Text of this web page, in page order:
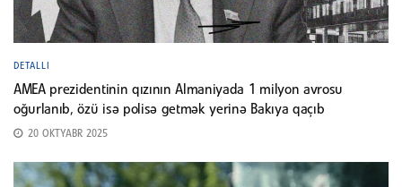
DETALLI
AMEA prezidentinin qızının Almaniyada 1 milyon avrosu
oğurlanıb, özü isə polisə getmək yerinə Bakıya qaçıb
20 OKTYABR 2025